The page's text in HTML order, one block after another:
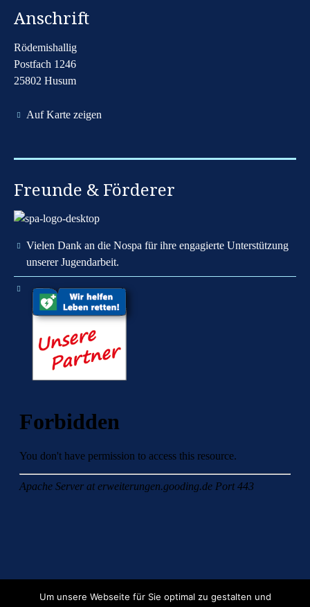
Anschrift
Rödemishallig
Postfach 1246
25802 Husum
Auf Karte zeigen
Freunde & Förderer
Vielen Dank an die Nospa für ihre engagierte Unterstützung
unserer Jugendarbeit.
Um unsere Webseite für Sie optimal zu gestalten und